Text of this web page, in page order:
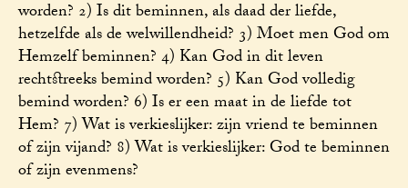
worden? 2) Is dit beminnen, als daad der liefde,
hetzelfde als de welwillendheid? 3) Moet men God om
Hemzelf beminnen? 4) Kan God in dit leven
rechtstreeks bemind worden? 5) Kan God volledig
bemind worden? 6) Is er een maat in de liefde tot
Hem? 7) Wat is verkieslijker: zijn vriend te beminnen
of zijn vijand? 8) Wat is verkieslijker: God te beminnen
of zijn evenmens?